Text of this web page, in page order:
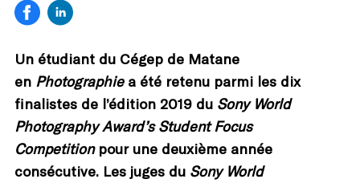
Un étudiant du Cégep de Matane
en Photographiea été retenu parmi les dix
finalistes de l’édition 2019 du Sony World
Photography Award’s Student Focus
Competitionpour une deuxième année
consécutive. Les juges du Sony World